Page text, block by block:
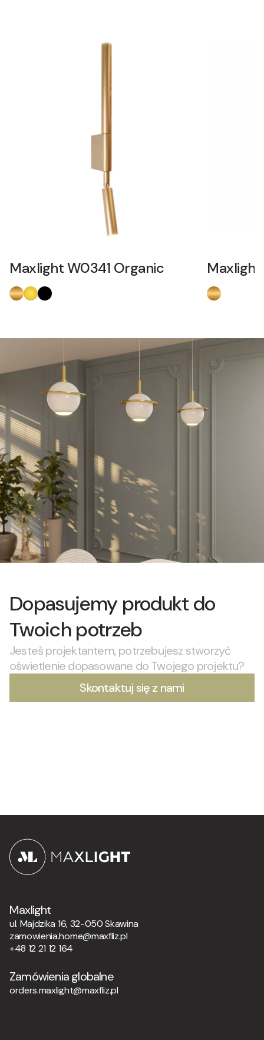
Maxlight W0341 Organic Maxlight
Dopasujemy produkt do
Twoich potrzeb
Jesteś projektantem, potrzebujesz stworzyć
oświetlenie dopasowane do Twojego projektu?
Skontaktuj się z nami
Maxlight
ul. Majdzika 16, 32-050 Skawina
zamowienia.home@maxfliz.pl
+48 12 21 12 164
Zamówienia globalne
orders.maxlight@maxfliz.pl